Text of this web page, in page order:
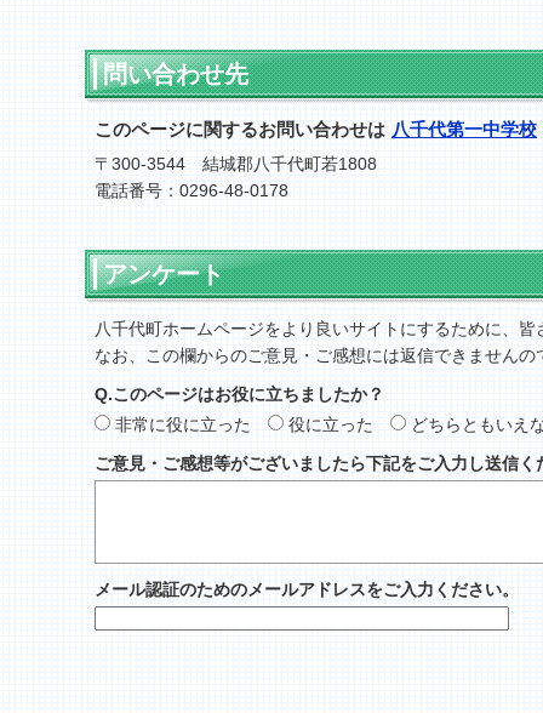
問い合わせ先
このページに関するお問い合わせは 八千代第一中学校
〒300-3544 結城郡八千代町若1808
電話番号：0296-48-0178
アンケート
八千代町ホームページをより良いサイトにするために、
なお、この欄からのご意見・ご感想には返信できませんの
Q.このページはお役に立ちましたか？
非常に役に立った
役に立った
どちらともいえ
ご意見・ご感想等がございましたら下記をご入力し送信く
メール認証のためのメールアドレスをご入力ください。